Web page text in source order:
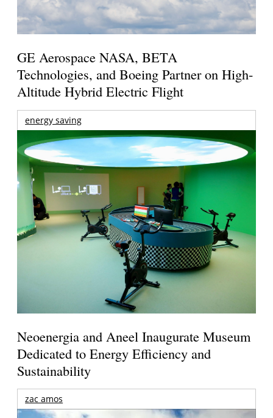
GE Aerospace NASA, BETA
Technologies, and Boeing Partner on High-
Altitude Hybrid Electric Flight
energy saving
Neoenergia and Aneel Inaugurate Museum
Dedicated to Energy Efficiency and
Sustainability
zac amos